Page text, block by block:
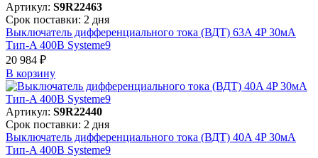
Артикул: S9R22463
Срок поставки: 2 дня
Выключатель дифференциального тока (ВДТ) 63A 4P 30мА
Тип-A 400В Systeme9
20 984 ₽
В корзинy
Артикул: S9R22440
Срок поставки: 2 дня
Выключатель дифференциального тока (ВДТ) 40A 4P 30мА
Тип-A 400В Systeme9